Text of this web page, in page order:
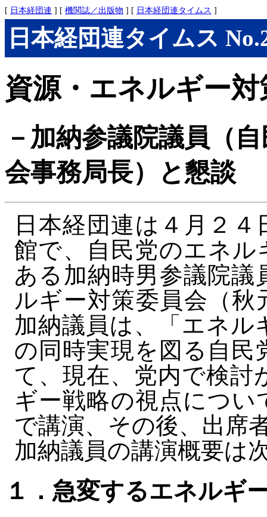
[ 日本経団連 ] [ 機関誌／出版物 ] [ 日本経団連タイムス ]
日本経団連タイムス
資源・エネルギー
－加納参議院議員（
会事務局長）と懇談
日本経団連は４月２
館で、自民党のエネル
ある加納時男参議院
ルギー対策委員会（
加納議員は、「エネ
の同時実現を図る自民
て、現在、党内で検討
ギー戦略の視点につ
で講演、その後、出席
加納議員の講演概要は
１．急変するエネルギ